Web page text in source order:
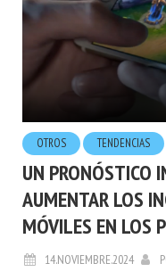
OTROS TENDENCIAS
UN PRONÓSTICO
AUMENTAR LOS
MÓVILES EN LOS
14.NOVIEMBRE.2024